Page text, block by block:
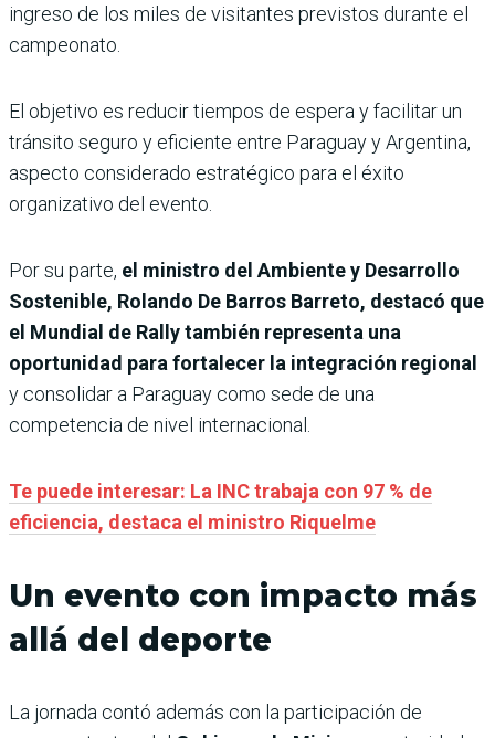
ingreso de los miles de visitantes previstos durante el
campeonato.
El objetivo es reducir tiempos de espera y facilitar un
tránsito seguro y eficiente entre Paraguay y Argentina,
aspecto considerado estratégico para el éxito
organizativo del evento.
Por su parte, el ministro del Ambiente y Desarrollo
Sostenible, Rolando De Barros Barreto, destacó que
el Mundial de Rally también representa una
oportunidad para fortalecer la integración regional
y consolidar a Paraguay como sede de una
competencia de nivel internacional.
Te puede interesar: La INC trabaja con 97 % de
eficiencia, destaca el ministro Riquelme
Un evento con impacto más
allá del deporte
La jornada contó además con la participación de